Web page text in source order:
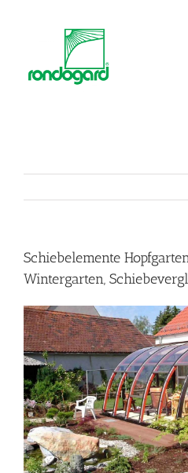
Schiebelemente
Wintergarten,